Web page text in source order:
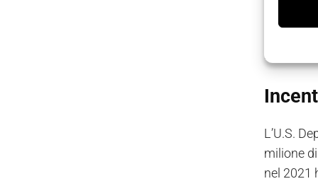
Nel
L’U.S.
milione
nel 2021